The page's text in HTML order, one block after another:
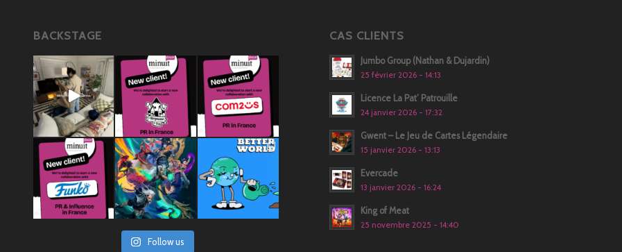
BACKSTAGE
Follow us
CAS CLIENTS
Jumbo Group (Nathan & Dujardin)
25 février 2026 - 14:13
Licence La Pat’ Patrouille
24 janvier 2026 - 17:32
Gwent – Le Jeu de Cartes Légendaire
15 janvier 2026 - 13:13
Evercade
13 janvier 2026 - 16:24
King of Meat
25 novembre 2025 - 14:40